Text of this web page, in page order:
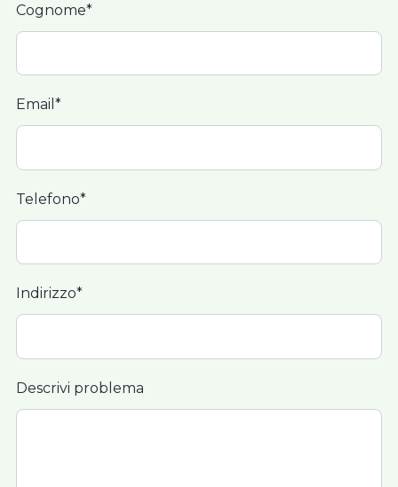
Cognome*
Email*
Telefono*
Indirizzo*
Descrivi problema